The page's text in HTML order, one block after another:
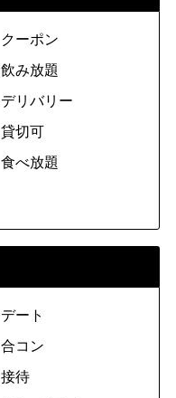
クーポン
飲み放題
デリバリー
貸切可
食べ放題
デート
合コン
接待